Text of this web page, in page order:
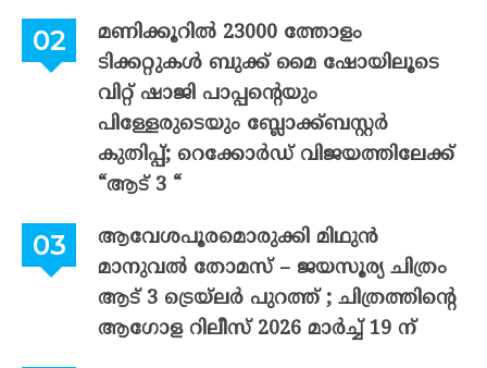
മണിക്കൂറിൽ 23000 ത്തോളം
ടിക്കറ്റുകൾ ബുക്ക് മൈ ഷോയിലൂടെ
വിറ്റ് ഷാജി പാപ്പന്റെയും
പിള്ളേരുടെയും ബ്ലോക്ക്ബസ്റ്റർ
കുതിപ്പ്; റെക്കോർഡ് വിജയത്തിലേക്ക്
“ആട് 3 “
ആവേശപൂരമൊരുക്കി മിഥുൻ
മാനുവൽ തോമസ് – ജയസൂര്യ ചിത്രം
ആട് 3 ട്രെയ്‌ലർ പുറത്ത് ; ചിത്രത്തിന്റെ
ആഗോള റിലീസ് 2026 മാർച്ച് 19 ന്